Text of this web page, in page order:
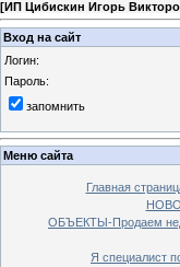
[ИП Цибискин Игорь
Вход на сайт
Логин:
Пароль:
запомнить
Меню сайта
Главная
ОБЪЕКТЫ-Продаем
Я специалист